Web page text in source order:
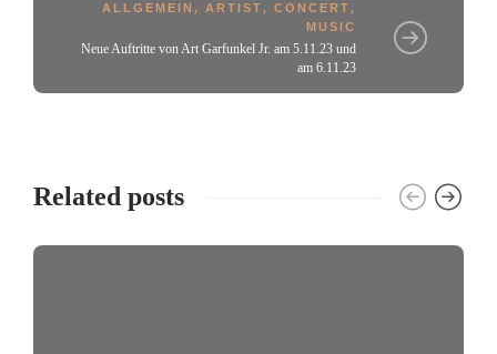
ALLGEMEIN , ARTIST, CONCERT,
MUSIC
Neue Auftritte von Art Garfunkel Jr. am 5.11.23 und
am 6.11.23
Related posts